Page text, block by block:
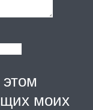
моих